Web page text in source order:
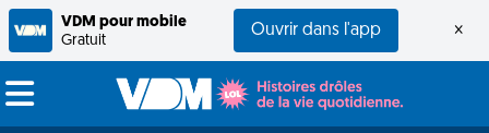
VDM pour mobile
Gratuit
Ouvrir dans l'app ×